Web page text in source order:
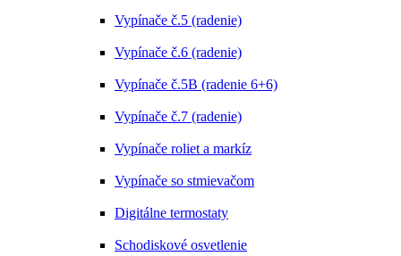
Vypínače č.5 (radenie)
Vypínače č.6 (radenie)
Vypínače č.5B (radenie 6+6)
Vypínače č.7 (radenie)
Vypínače roliet a markíz
Vypínače so stmievačom
Digitálne termostaty
Schodiskové osvetlenie